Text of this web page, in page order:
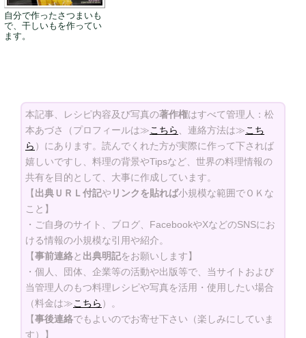
自分で作ったさつまいも
で、干しいもを作ってい
ます。
本記事、レシピ内容及び写真の著作権はすべて管理人：松
本あづさ（プロフィールは≫こちら 、連絡方法は≫こち
ら ）にあります。読んでくれた方が実際に作って下されば
嬉しいですし、料理の背景やTipsなど、世界の料理情報の
共有を目的として、大事に作成しています。
【出典ＵＲＬ付記やリンクを貼れば小規模な範囲でＯＫな
こと】
・ご自身のサイト、ブログ、FacebookやXなどのSNSにお
ける情報の小規模な引用や紹介。
【事前連絡と 出典明記をお願いします】
・個人、団体、企業等の活動や出版等で、当サイトおよび
当管理人のもつ料理レシピや写真を活用・使用したい場合
（料金は≫こちら ）。
【事後連絡でもよいのでお寄せ下さい（楽しみにしていま
す）】